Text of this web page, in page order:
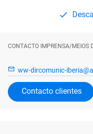
CONTACTO IMPRENSA/MEIOS
ww-dircomunic-
Contacto clientes